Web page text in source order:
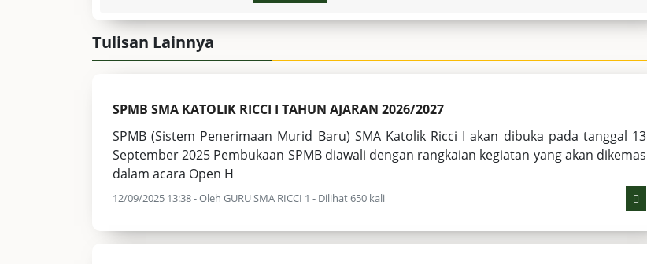
Tulisan Lainnya
SPMB SMA KATOLIK RICCI I TAHUN AJARAN 2026/2027
SPMB (Sistem Penerimaan Murid Baru) SMA Katolik Ricci I akan dibuka pada tanggal 13
September 2025 Pembukaan SPMB diawali dengan rangkaian kegiatan yang akan dikemas
dalam acara Open H
12/09/2025 13:38 - Oleh GURU SMA RICCI 1 - Dilihat 650 kali